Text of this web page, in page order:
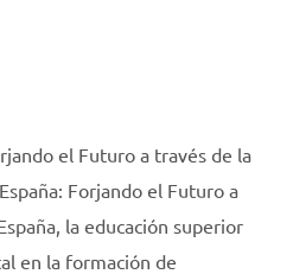
el Futuro a través de la
Forjando el Futuro a
la educación superior
en la formación de